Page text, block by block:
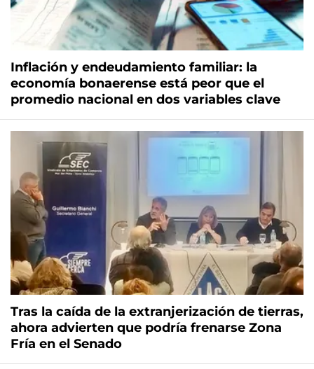
Inflación y endeudamiento familiar: la
economía bonaerense está peor que el
promedio nacional en dos variables clave
Tras la caída de la extranjerización de tierras,
ahora advierten que podría frenarse Zona
Fría en el Senado